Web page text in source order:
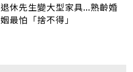
退休先生變大型家具...熟齡婚
姻最怕「捨不得」